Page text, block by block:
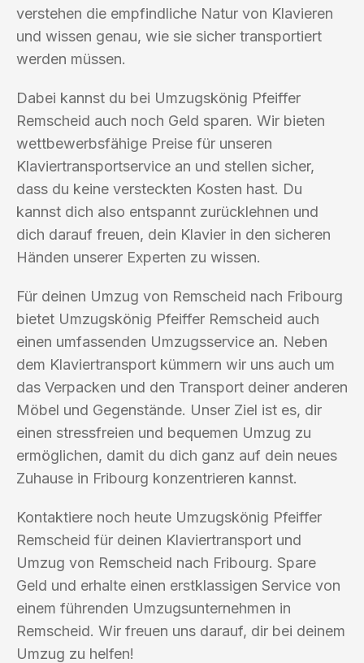
verstehen die empfindliche Natur von Klavieren
und wissen genau, wie sie sicher transportiert
werden müssen.
Dabei kannst du bei Umzugskönig Pfeiffer
Remscheid auch noch Geld sparen. Wir bieten
wettbewerbsfähige Preise für unseren
Klaviertransportservice an und stellen sicher,
dass du keine versteckten Kosten hast. Du
kannst dich also entspannt zurücklehnen und
dich darauf freuen, dein Klavier in den sicheren
Händen unserer Experten zu wissen.
Für deinen Umzug von Remscheid nach Fribourg
bietet Umzugskönig Pfeiffer Remscheid auch
einen umfassenden Umzugsservice an. Neben
dem Klaviertransport kümmern wir uns auch um
das Verpacken und den Transport deiner anderen
Möbel und Gegenstände. Unser Ziel ist es, dir
einen stressfreien und bequemen Umzug zu
ermöglichen, damit du dich ganz auf dein neues
Zuhause in Fribourg konzentrieren kannst.
Kontaktiere noch heute Umzugskönig Pfeiffer
Remscheid für deinen Klaviertransport und
Umzug von Remscheid nach Fribourg. Spare
Geld und erhalte einen erstklassigen Service von
einem führenden Umzugsunternehmen in
Remscheid. Wir freuen uns darauf, dir bei deinem
Umzug zu helfen!